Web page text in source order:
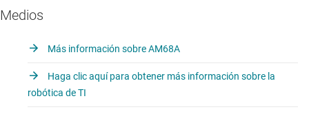
Medios
Más información sobre AM68A
Haga clic aquí para obtener más información sobre la
robótica de TI